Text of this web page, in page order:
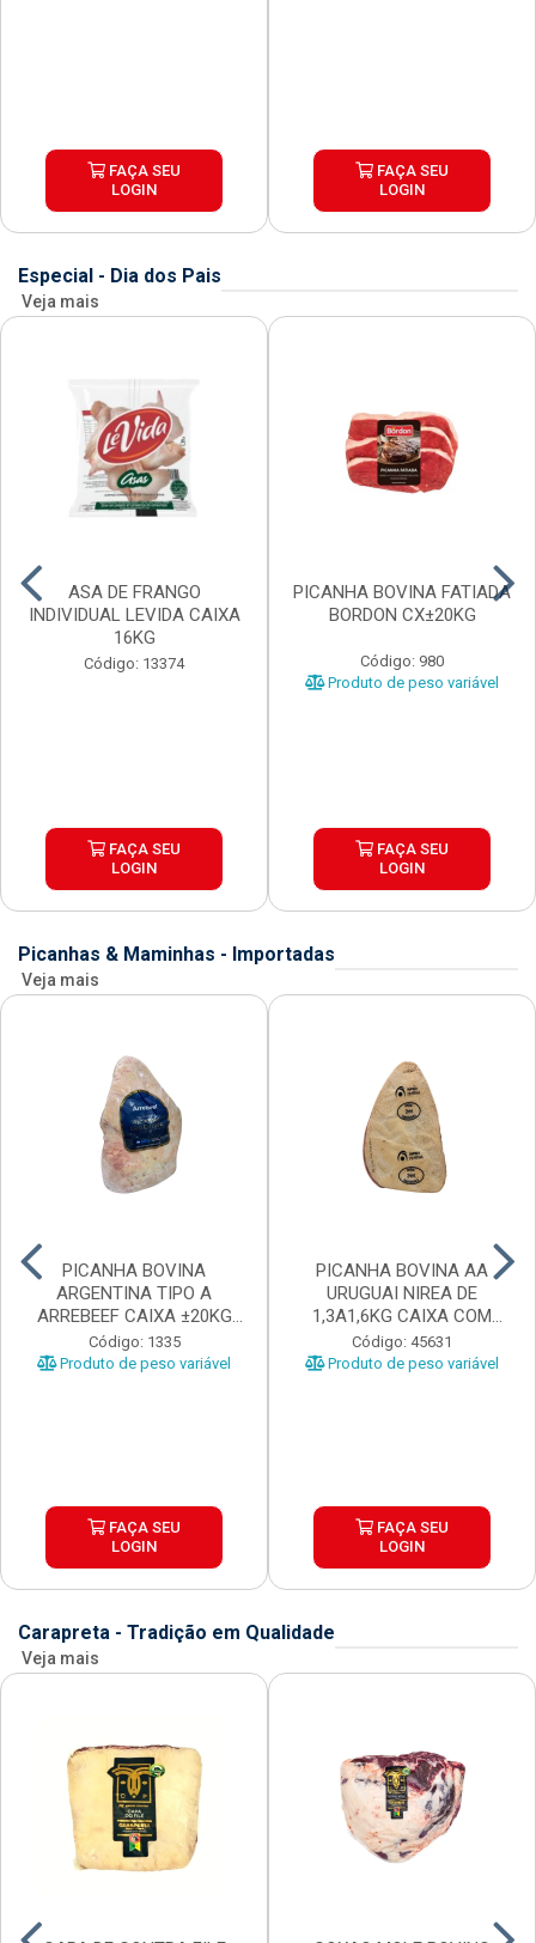
FAÇA SEU
LOGIN
FAÇA SEU
LOGIN
Especial - Dia dos Pais
Veja mais
ASA DE FRANGO
INDIVIDUAL LEVIDA CAIXA
16KG
Código: 13374
FAÇA SEU
LOGIN
PICANHA BOVINA FATIADA
BORDON CX±20KG
Código: 980
Produto de peso variável
FAÇA SEU
LOGIN
Picanhas & Maminhas - Importadas
Veja mais
PICANHA BOVINA
ARGENTINA TIPO A
ARREBEEF CAIXA ±20KG
PEÇAS 1...
Código: 1335
Produto de peso variável
FAÇA SEU
LOGIN
PICANHA BOVINA AA
URUGUAI NIREA DE
1,3A1,6KG CAIXA COM
±15KG
Código: 45631
Produto de peso variável
FAÇA SEU
LOGIN
Carapreta - Tradição em Qualidade
Veja mais